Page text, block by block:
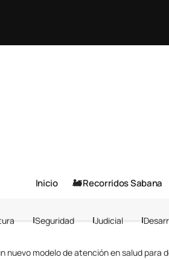
Inicio 🚂 Recorridos Sabana
Seguridad Judicial
nuevo modelo de atención en salud para